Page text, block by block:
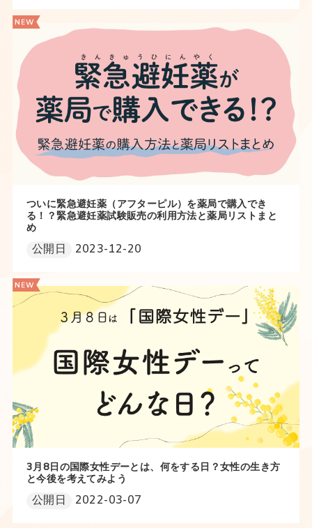
ついに緊急避妊薬（アフターピル）を薬局で購入でき
る！？緊急避妊薬試験販売の利用方法と薬局リストまと
め
公開日 2023-12-20
3月8日の国際女性デーとは、何をする日？女性の生き方
と今後を考えてみよう
公開日 2022-03-07